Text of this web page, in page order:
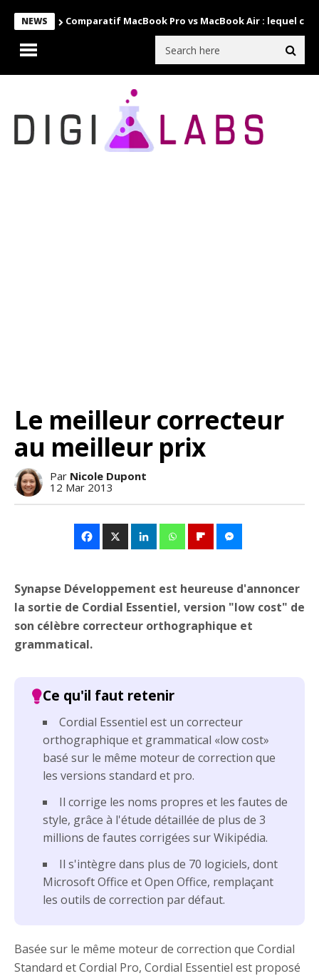
NEWS Comparatif MacBook Pro vs MacBook Air : lequel
Le meilleur correcteur
au meilleur prix
Par Nicole Dupont
12 Mar 2013
Synapse Développement est heureuse d'annoncer
la sortie de Cordial Essentiel, version "low cost" de
son célèbre correcteur orthographique et
grammatical.
Cordial Essentiel est un correcteur
orthographique et grammatical «low cost»
basé sur le même moteur de correction que
les versions standard et pro.
Il corrige les noms propres et les fautes de
style, grâce à l'étude détaillée de plus de 3
millions de fautes corrigées sur Wikipédia.
Il s'intègre dans plus de 70 logiciels, dont
Microsoft Office et Open Office, remplaçant
les outils de correction par défaut.
Basée sur le même moteur de correction que Cordial
Standard et Cordial Pro, Cordial Essentiel est proposé